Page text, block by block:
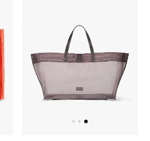
جميع مستحضرات الجمال
الجديد في عالم الجمال
الأكثر مبيعاً